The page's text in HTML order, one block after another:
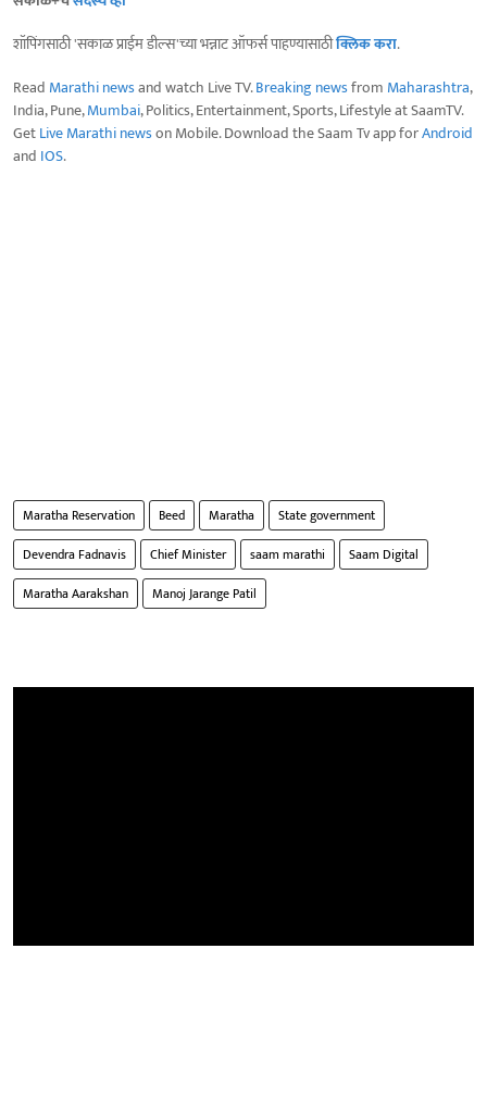
शॉपिंगसाठी 'सकाळ प्राईम डील्स'च्या भन्नाट ऑफर्स पाहण्यासाठीक्लिक करा.
Read Marathi newsand watch Live TV.Breaking newsfrom Maharashtra,
India, Pune,Mumbai, Politics, Entertainment, Sports, Lifestyle at SaamTV.
GetLive Marathi newson Mobile. Download the Saam Tv app forAndroid
and IOS.
Maratha Reservation Beed Maratha
State government
Devendra Fadnavis
Chief Minister saam marathi
Saam Digital
Maratha Aarakshan
Manoj Jarange Patil